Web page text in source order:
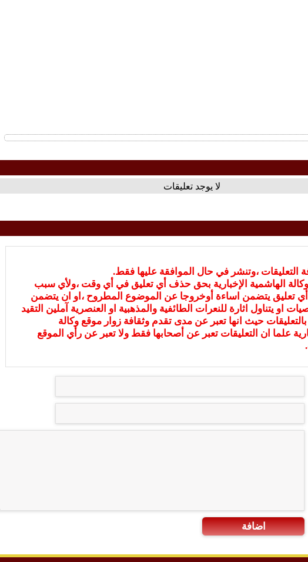
لا يوجد تعليقات
التعليقات ،وتنشر في حال الموافقة عليها فقط.
الهاشمية الإخبارية بحق حذف أي تعليق في أي وقت ،ولأي سبب
تعليق يتضمن اساءة أوخروجا عن الموضوع المطروح ،او ان يتضمن
او يتناول اثارة للنعرات الطائفية والمذهبية او العنصرية آملين التقيد
حيث انها تعبر عن مدى تقدم وثقافة زوار موقع وكالة
علما ان التعليقات تعبر عن أصحابها فقط ولا تعبر عن رأي الموقع
اضافة